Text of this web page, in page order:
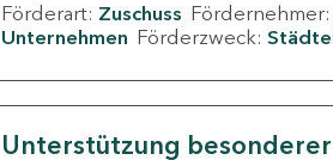
Förderart: Zuschuss Fördernehmer:
Unternehmen Förderzweck:
Unterstützung